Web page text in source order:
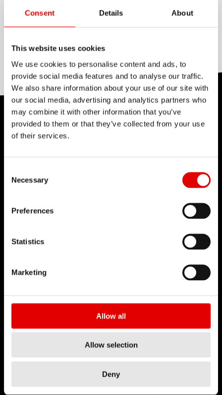
Consent Details About
This website uses cookies
We use cookies to personalise content and ads, to
provide social media features and to analyse our traffic.
We also share information about your use of our site with
our social media, advertising and analytics partners who
may combine it with other information that you’ve
provided to them or that they’ve collected from your use
of their services.
Necessary
Preferences
Statistics
Marketing
Allow all
Allow selection
Deny
None
Double butted
TECNOLOGIE
Crediamo nell'Arte dell'Ingegneria e nella
continua e ricerca della perfezione: è questa